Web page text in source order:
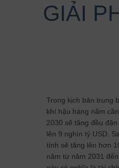
GIẢI
Trong kịch bản trung
khí hậu hàng năm
2030 sẽ tăng đều
lên 9 nghìn tỷ USD.
tính sẽ tăng lên hơn
năm từ năm 2031